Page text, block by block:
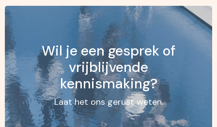
Wil je een gesprek of
vrijblijvende
kennismaking?
Laat het ons gerust weten.